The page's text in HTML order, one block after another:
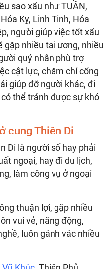
sao xấu như TUẦN,
Kỵ, Linh Tinh, Hỏa
người giúp việc tốt xấu
gặp nhiều tai ương, nhiều
quý nhân phù trợ
cật lực, chăm chỉ cống
giúp đỡ người khác, đi
thể tránh được sự khó
cung Thiên Di
Di là người số hay phải
ngoại, hay đi du lịch,
làm công vụ ở ngoại
thuận lợi, gặp nhiều
vui vẻ, năng động,
luôn gánh vác nhiều